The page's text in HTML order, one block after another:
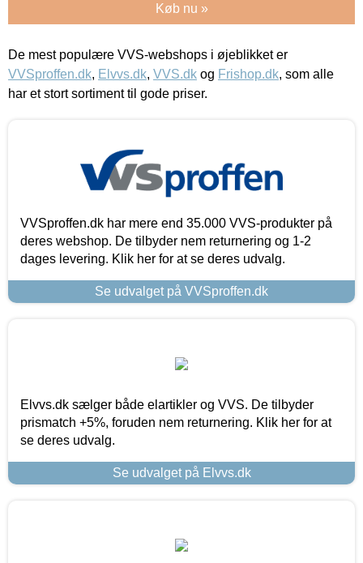
Køb nu »
De mest populære VVS-webshops i øjeblikket er
VVSproffen.dk, Elvvs.dk, VVS.dk og Frishop.dk, som alle
har et stort sortiment til gode priser.
VVSproffen.dk har mere end 35.000 VVS-produkter på
deres webshop. De tilbyder nem returnering og 1-2
dages levering. Klik her for at se deres udvalg.
Se udvalget på VVSproffen.dk
Elvvs.dk sælger både elartikler og VVS. De tilbyder
prismatch +5%, foruden nem returnering. Klik her for at
se deres udvalg.
Se udvalget på Elvvs.dk